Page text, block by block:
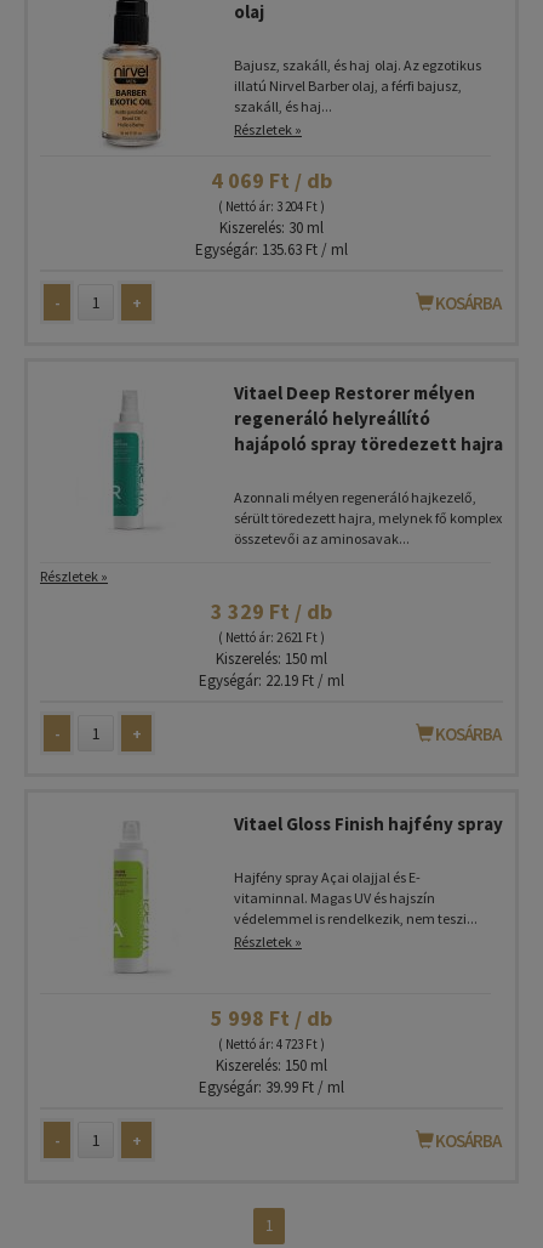
olaj
Bajusz, szakáll, és haj olaj. Az egzotikus
illatú Nirvel Barber olaj, a férfi bajusz,
szakáll, és haj...
Részletek »
4 069 Ft / db
( Nettó ár: 3 204 Ft )
Kiszerelés: 30 ml
Egységár: 135.63 Ft / ml
- + KOSÁRBA
Vitael Deep Restorer mélyen
regeneráló helyreállító
hajápoló spray töredezett hajra
Azonnali mélyen regeneráló hajkezelő,
sérült töredezett hajra, melynek fő komplex
összetevői az aminosavak...
Részletek »
3 329 Ft / db
( Nettó ár: 2 621 Ft )
Kiszerelés: 150 ml
Egységár: 22.19 Ft / ml
- + KOSÁRBA
Vitael Gloss Finish hajfény spray
Hajfény spray Açai olajjal és E-
vitaminnal. Magas UV és hajszín
védelemmel is rendelkezik, nem teszi...
Részletek »
5 998 Ft / db
( Nettó ár: 4 723 Ft )
Kiszerelés: 150 ml
Egységár: 39.99 Ft / ml
- + KOSÁRBA
1